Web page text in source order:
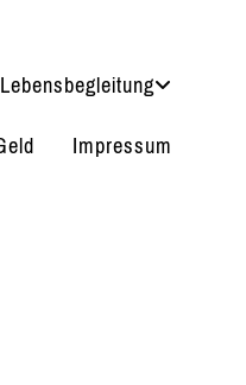
Lebensbegleitung
Impressum